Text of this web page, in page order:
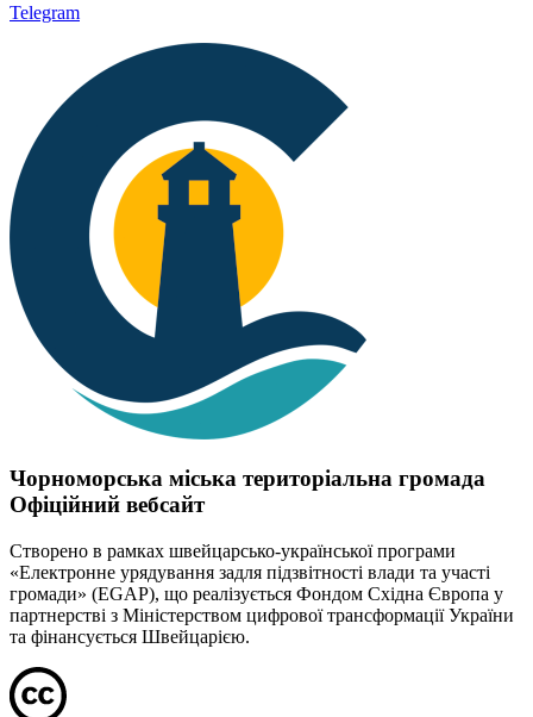
Telegram
Чорноморська міська територіальна громада
Офіційний вебсайт
Створено в рамках швейцарсько-української програми
«Електронне урядування задля підзвітності влади та участі
громади» (EGAP), що реалізується Фондом Східна Європа у
партнерстві з Міністерством цифрової трансформації України
та фінансується Швейцарією.